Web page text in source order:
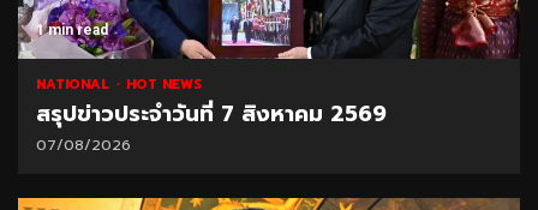
1 min read
NATIONAL HOT NEWS
สรุปข่าวประจำวันที่ 7 สิงหาคม 2569
07/08/2026